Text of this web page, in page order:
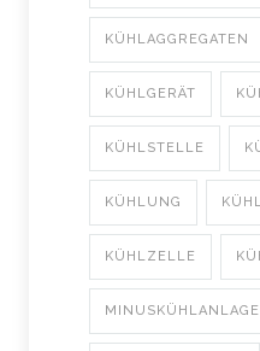
KÜHLAGGREGATEN
KÜHLGERÄT
KÜHLSTELLE
KÜHLUNG
KÜHLZELLE
MINUSKÜHLANLAGE